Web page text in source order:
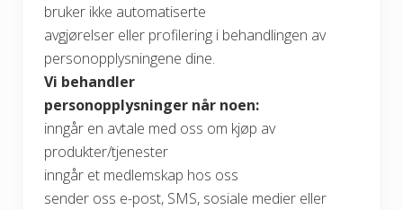
bruker ikke automatiserte
avgjørelser eller profilering i behandlingen av
personopplysningene dine.
Vi behandler
personopplysninger når noen:
inngår en avtale med oss om kjøp av
produkter/tjenester
inngår et medlemskap hos oss
sender oss e-post, SMS, sosiale medier eller